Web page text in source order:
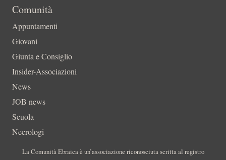
Comunità
Appuntamenti
Giovani
Giunta e Consiglio
Insider-Associazioni
News
JOB news
Scuola
Necrologi
La Comunità Ebraica è un’associazione riconosciuta scritta al registro